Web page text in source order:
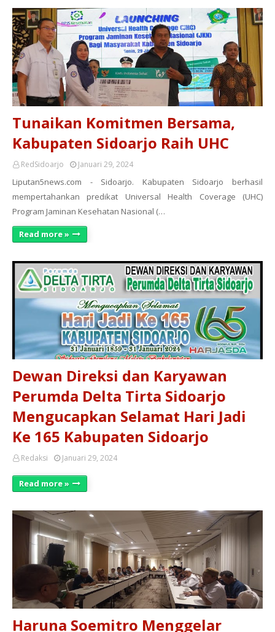
Tunaikan Komitmen Bersama,
Kabupaten Sidoarjo Raih UHC
RedSidoarjo Januari 29, 2024
Liputan5news.com - Sidoarjo. Kabupaten Sidoarjo berhasil
mempertahankan predikat Universal Health Coverage (UHC)
Program Jaminan Kesehatan Nasional (…
Read more »
Dewan Direksi dan Karyawan
Perumda Delta Tirta Sidoarjo
Mengucapkan Selamat Hari Jadi
Ke 165 Kabupaten Sidoarjo
Redaksi Januari 29, 2024
Read more »
Haruna Soemitro Menggelar